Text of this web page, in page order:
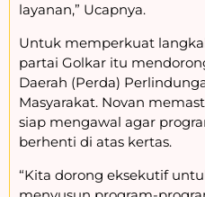
layanan,” Ucapnya.
Untuk memperkuat
partai Golkar itu
Daerah (Perda)
Masyarakat. Novan
siap mengawal agar
berhenti di atas kertas.
“Kita dorong eksekutif